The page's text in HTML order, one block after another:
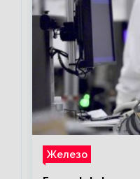
Железо